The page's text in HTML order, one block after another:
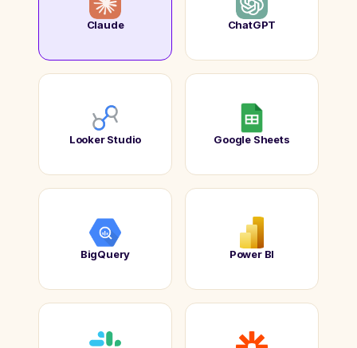
Claude ChatGPT
Looker Studio Google Sheets
BigQuery Power BI